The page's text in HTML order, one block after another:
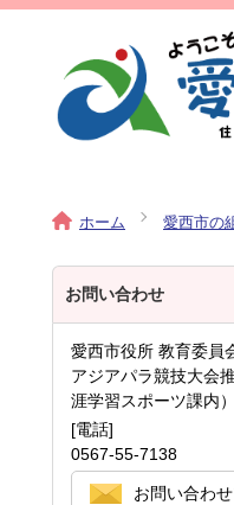
ホーム 愛西市の
お問い合わせ
愛西市役所 教育委員
アジアパラ競技大会
涯学習スポーツ課内）
[電話]
0567-55-7138
お問い合わ